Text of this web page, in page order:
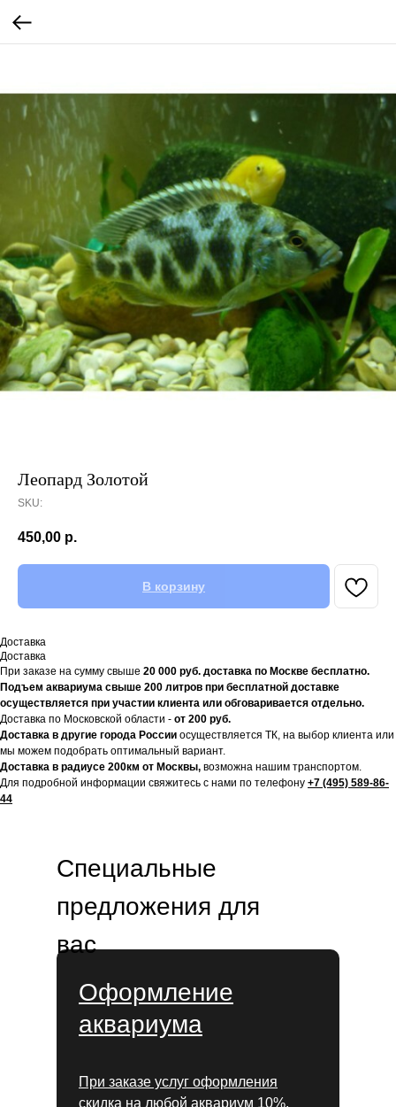
Леопард Золотой
SKU:
450,00 р.
В корзину
Доставка
Доставка
При заказе на сумму свыше 20 000 руб. доставка по Москве бесплатно.
Подъем аквариума свыше 200 литров при бесплатной доставке
осуществляется при участии клиента или обговаривается отдельно.
Доставка по Московской области - от 200 руб.
Доставка в другие города России осуществляется ТК, на выбор клиента или
мы можем подобрать оптимальный вариант.
Доставка в радиусе 200км от Москвы, возможна нашим транспортом.
Для подробной информации свяжитесь с нами по телефону +7 (495) 589-86-
44
Оформление
аквариума
При заказе услуг оформления
скидка на любой аквариум 10%.
Специальные
предложения для
вас